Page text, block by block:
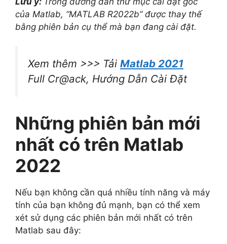
của Matlab, “MATLAB R2022b” được thay thế
bằng phiên bản cụ thể mà bạn đang cài đặt.
Xem thêm >>> Tải Matlab 2021
Full Cr@ack, Hướng Dẫn Cài Đặt
Những phiên bản mới
nhất có trên Matlab
2022
Nếu bạn không cần quá nhiều tính năng và máy
tính của bạn không đủ mạnh, bạn có thể xem
xét sử dụng các phiên bản mới nhất có trên
Matlab sau đây: